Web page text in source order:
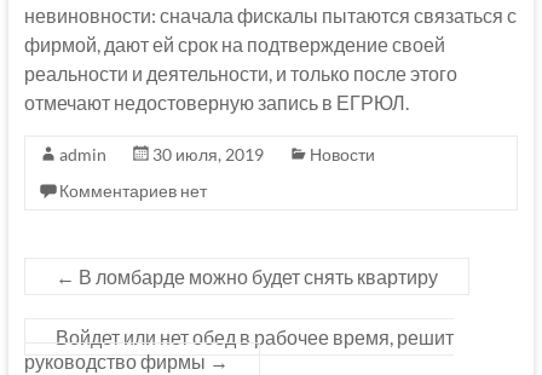
невиновности: сначала фискалы пытаются связаться с
фирмой, дают ей срок на подтверждение своей
реальности и деятельности, и только после этого
отмечают недостоверную запись в ЕГРЮЛ.
admin 30 июля, 2019
Новости
Комментариев нет
← В ломбарде можно будет снять квартиру
Войдет или нет обед в рабочее время, решит
руководство фирмы →